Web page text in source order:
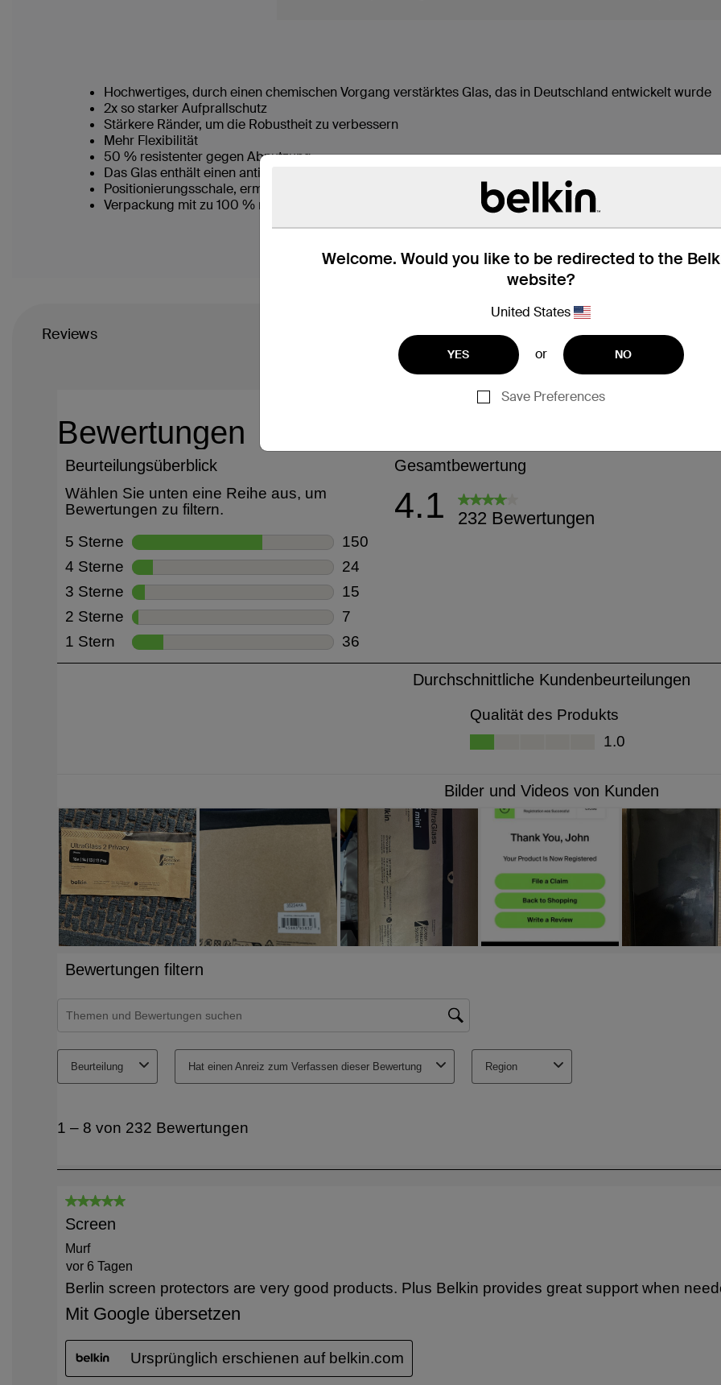
Welcome. Would you like to be redirected to the
website?
United States
YES or NO
Save Preferences
Hochwertiges, durch einen chemischen Vorgang verstärktes Glas, das in Deutschland entwickelt wurde
2x so starker Aufprallschutz
Stärkere Ränder, um die Robustheit zu verbessern
Mehr Flexibilität
50 % resistenter gegen Abnutzung
Das Glas enthält einen antimikrobiellen Wirkstoff, der den Displayschutz vor mikrobiellem Wachstum
Positionierungsschale, ermöglicht eine einfache, exakte und blasenfreie Applikation
Verpackung mit zu 100 % recycelten Plastikkomponenten**
Reviews